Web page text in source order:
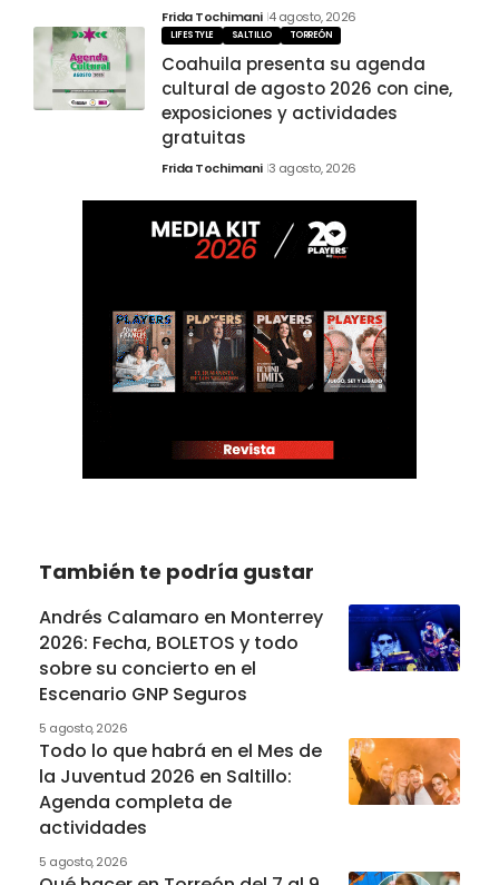
Frida Tochimani 4 agosto, 2026
LIFESTYLE SALTILLO TORREÓN
Coahuila presenta su agenda
cultural de agosto 2026 con cine,
exposiciones y actividades
gratuitas
Frida Tochimani 3 agosto, 2026
También te podría gustar
Andrés Calamaro en Monterrey
2026: Fecha, BOLETOS y todo
sobre su concierto en el
Escenario GNP Seguros
5 agosto, 2026
Todo lo que habrá en el Mes de
la Juventud 2026 en Saltillo:
Agenda completa de
actividades
5 agosto, 2026